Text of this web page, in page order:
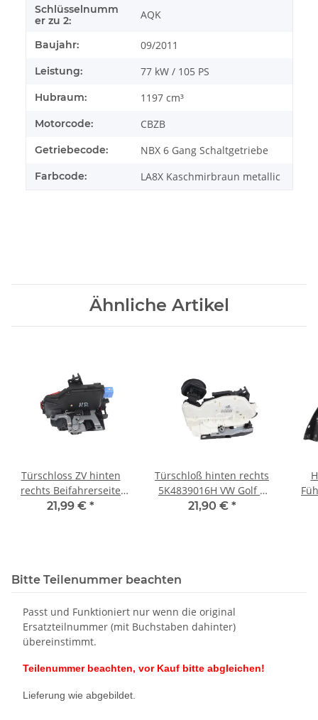
Schlüsselnumm
er zu 2:
AQK
Baujahr: 09/2011
Leistung: 77 kW / 105 PS
Hubraum: 1197 cm³
Motorcode: CBZB
Getriebecode: NBX 6 Gang Schaltgetriebe
Farbcode: LA8X Kaschmirbraun metallic
Ähnliche Artikel
Türschloss ZV hinten
rechts Beifahrerseite
7L0839016D VW Golf
21,99 € *
Türschloß hinten rechts
5K4839016H VW Golf 6
Polo 6R Seat Leon 5F
21,90 € *
Bitte Teilenummer beachten
Passt und Funktioniert nur wenn die original
Ersatzteilnummer (mit Buchstaben dahinter)
übereinstimmt.
Teilenummer beachten, vor Kauf bitte abgleichen!
Lieferung wie abgebildet.